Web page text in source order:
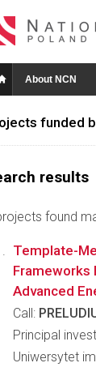
About NCN
funded
results
found
Template-
Frameworks
Advanced
Call:
Principal
Uniwersytet